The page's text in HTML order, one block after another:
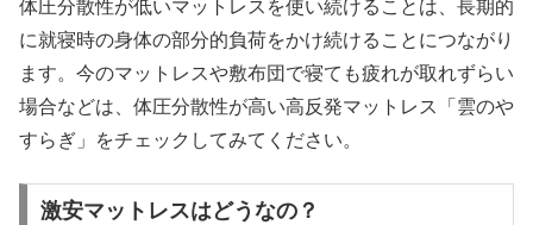
体圧分散性が低いマットレスを使い続けることは、長期的
に就寝時の身体の部分的負荷をかけ続けることにつながり
ます。今のマットレスや敷布団で寝ても疲れが取れずらい
場合などは、体圧分散性が高い高反発マットレス「雲のや
すらぎ」をチェックしてみてください。
激安マットレスはどうなの？